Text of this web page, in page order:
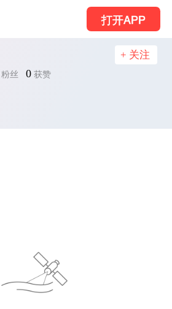
打开APP
粉丝 0 获赞
+ 关注